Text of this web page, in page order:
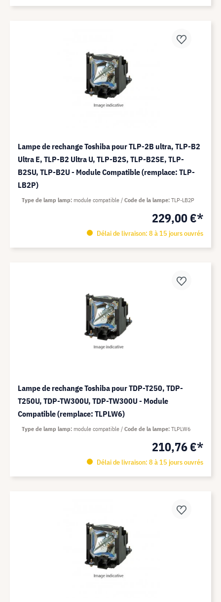
Lampe de rechange Toshiba pour TLP-2B ultra, TLP-B2
Ultra E, TLP-B2 Ultra U, TLP-B2S, TLP-B2SE, TLP-
B2SU, TLP-B2U - Module Compatible (remplace: TLP-
LB2P)
229,00 €*
Délai de livraison: 8 à 15 jours ouvrés
Type de lamp lamp module compatible Code de la lampe TLP-LB2P
Lampe de rechange Toshiba pour TDP-T250, TDP-
T250U, TDP-TW300U, TDP-TW300U - Module
Compatible (remplace: TLPLW6)
210,76 €*
Délai de livraison: 8 à 15 jours ouvrés
Type de lamp lamp module compatible Code de la lampe TLPLW6